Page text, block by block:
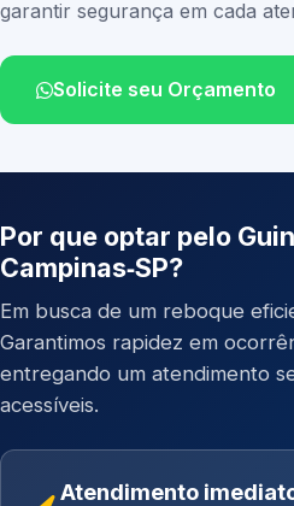
garantir segurança em cada
Solicite seu Orçamento
Por que optar pelo
Campinas‑SP?
Em busca de um reboque
Garantimos rapidez em
entregando um atendimento
acessíveis.
Atendimento